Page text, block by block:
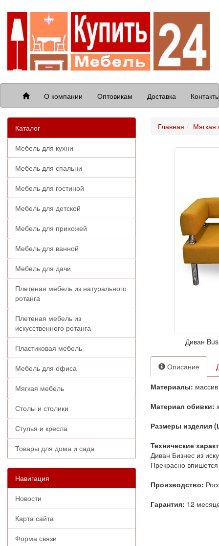
О компании Оптовикам Доставка
Каталог
Мебель для кухни
Мебель для спальни
Мебель для гостиной
Мебель для детской
Мебель для прихожей
Мебель для ванной
Мебель для дачи
Плетеная мебель из натурального
ротанга
Плетеная мебель из
искусственного ротанга
Пластиковая мебель
Мебель для офиса
Мягкая мебель
Столы и столики
Стулья и кресла
Товары для дома и сада
Навигация
Новости
Карта сайта
Форма связи
Главная Мягкая
Диван
Описание
Материалы:
Материал обивки:
Размеры изделия
Технические
Диван Бизнес из
Прекрасно
Производство:
Гарантия: 12